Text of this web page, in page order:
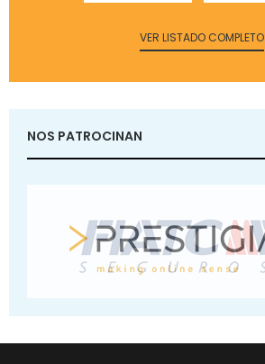
VER LISTADO COMPLETO
NOS PATROCINAN